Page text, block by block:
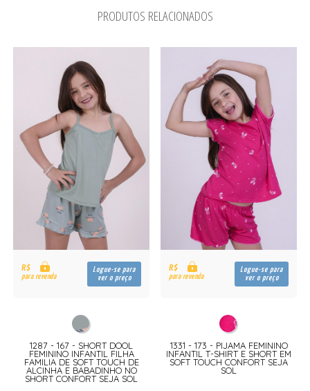
PRODUTOS RELACIONADOS
R$
para revenda
Logue-se para
ver o preço
1287 - 167 - SHORT DOOL
FEMININO INFANTIL FILHA
FAMILIA DE SOFT TOUCH DE
ALCINHA E BABADINHO NO
SHORT CONFORT SEJA SOL
R$
para revenda
Logue-se para
ver o preço
1331 - 173 - PIJAMA FEMININO
INFANTIL T-SHIRT E SHORT EM
SOFT TOUCH CONFORT SEJA
SOL